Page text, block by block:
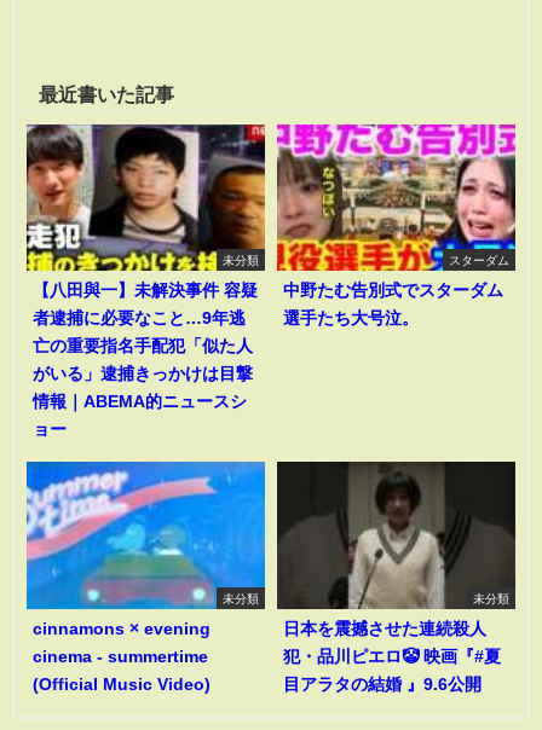
最近書いた記事
未分類
【八田與一】未解決事件 容疑
者逮捕に必要なこと…9年逃
亡の重要指名手配犯「似た人
がいる」逮捕きっかけは目撃
情報｜ABEMA的ニュースシ
ョー
スターダム
中野たむ告別式でスターダム
選手たち大号泣。
未分類
cinnamons × evening
cinema - summertime
(Official Music Video)
未分類
日本を震撼させた連続殺人
犯・品川ピエロ🤡 映画『#夏
目アラタの結婚 』9.6公開